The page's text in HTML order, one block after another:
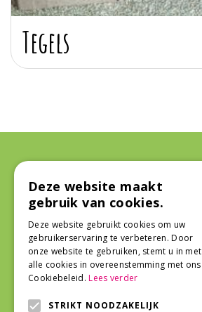
Tegels
Algemeen
Over ons
Snel naar
Deze website maakt
gebruik van cookies.
Deze website gebruikt cookies om uw
gebruikerservaring te verbeteren. Door
onze website te gebruiken, stemt u in met
alle cookies in overeenstemming met ons
Cookiebeleid.Lees verder
STRIKT NOODZAKELIJK